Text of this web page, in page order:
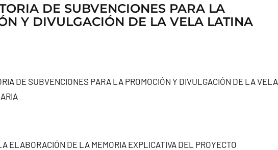
DE SUBVENCIONES PARA LA
Y DIVULGACIÓN DE LA VELA LATINA
DE SUBVENCIONES PARA LA PROMOCIÓN Y DIVULGACIÓN DE LA VELA
ELABORACIÓN DE LA MEMORIA EXPLICATIVA DEL PROYECTO